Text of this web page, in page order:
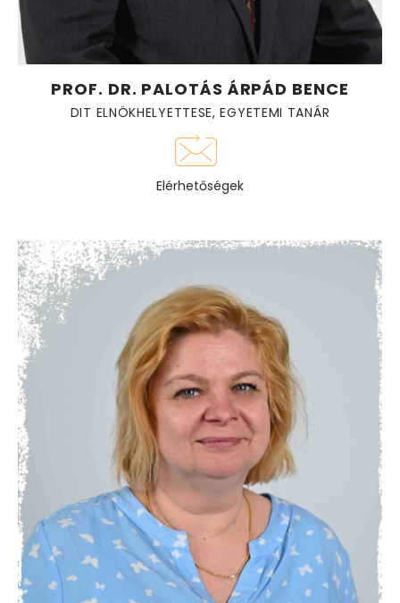
PROF. DR. PALOTÁS ÁRPÁD BENCE
DIT ELNÖKHELYETTESE, EGYETEMI TANÁR
Elérhetőségek